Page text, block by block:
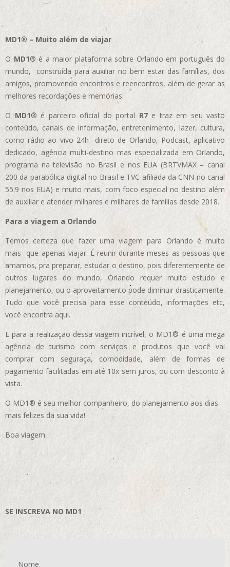
MD1® – Muito além de viajar
O MD1® é a maior plataforma sobre Orlando em português do
mundo, construída para auxiliar no bem estar das famílias, dos
amigos, promovendo encontros e reencontros, além de gerar as
melhores recordações e memórias.
OMD1® é parceiro oficial do portal R7e traz em seu vasto
conteúdo, canais de informação, entretenimento, lazer, cultura,
como rádio ao vivo 24h direto de Orlando, Podcast, aplicativo
dedicado, agência multi-destino mas especializada em Orlando,
programa na televisão no Brasil e nos EUA (BRTVMAX – canal
200 da parabólica digital no Brasil e TVC afiliada da CNN no canal
55.9 nos EUA) e muito mais, com foco especial no destino além
de auxiliar e atender milhares e milhares de famílias desde 2018.
Para a viagem a Orlando
Temos certeza que fazer uma viagem para Orlando é muito
mais que apenas viajar. É reunir durante meses as pessoas que
amamos, pra preparar, estudar o destino, pois diferentemente de
outros lugares do mundo, Orlando requer muito estudo e
planejamento, ou o aproveitamento pode diminuir drasticamente.
Tudo que você precisa para esse conteúdo, informações etc,
você encontra aqui.
E para a realização dessa viagem incrível, o MD1® é uma mega
agência de turismo com serviços e produtos que você vai
comprar com seguraça, comodidade, além de formas de
pagamento facilitadas em até 10x sem juros, ou com desconto à
vista.
O MD1® é seu melhor companheiro, do planejamento aos dias
mais felizes da sua vida!
Boa viagem…
SE INSCREVA NO MD1
Nome